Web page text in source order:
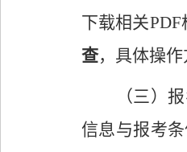
下载相关PDF
查，具体操
（三）
信息与报考